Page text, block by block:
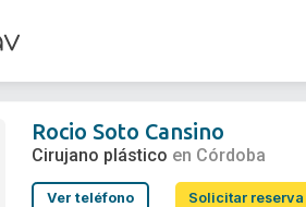
Rocio Soto Cansino
Cirujano plástico en Córdoba
Ver teléfono Solicitar reserva